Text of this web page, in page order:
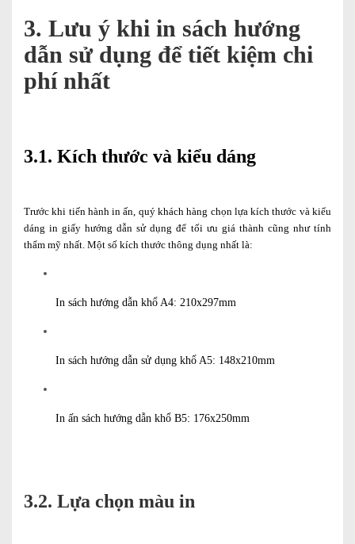
3. Lưu ý khi in sách hướng
dẫn sử dụng để tiết kiệm chi
phí nhất
3.1. Kích thước và kiểu dáng
Trước khi tiến hành in ấn, quý khách hàng chọn lựa kích thước và kiểu
dáng in giấy hướng dẫn sử dụng để tối ưu giá thành cũng như tính
thẩm mỹ nhất. Một số kích thước thông dụng nhất là:
In sách hướng dẫn khổ A4: 210x297mm
In sách hướng dẫn sử dụng khổ A5: 148x210mm
In ấn sách hướng dẫn khổ B5: 176x250mm
3.2. Lựa chọn màu in